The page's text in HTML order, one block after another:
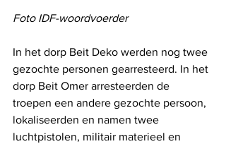
Foto IDF-woordvoerder
In het dorp Beit Deko werden nog twee
gezochte personen gearresteerd. In het
dorp Beit Omer arresteerden de
troepen een andere gezochte persoon,
lokaliseerden en namen twee
luchtpistolen, militair materieel en